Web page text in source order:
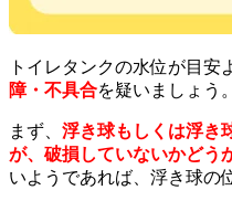
トイレタンクの水位が目安
障・不具合を疑いましょう。
まず、 浮き球もしくは浮き
が、破損していないかどう
いようであれば、浮き球の